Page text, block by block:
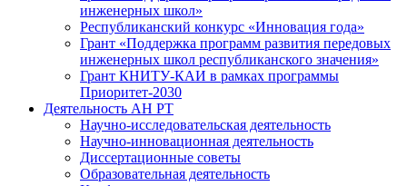
инженерных школ»
Республиканский конкурс «Инновация года»
Грант «Поддержка программ развития передовых
инженерных школ республиканского значения»
Грант КНИТУ-КАИ в рамках программы
Приоритет-2030
Деятельность АН РТ
Научно-исследовательская деятельность
Научно-инновационная деятельность
Диссертационные советы
Образовательная деятельность